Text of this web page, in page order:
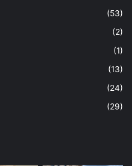
(53)
(2)
(1)
(13)
(24)
(29)